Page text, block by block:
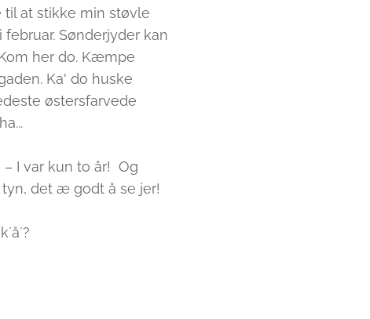
til at stikke min støvle
i februar. Sønderjyder kan
her do. Kæmpe
Ka' do huske
østersfarvede
– I var kun to år! Og
tyn, det æ godt å se jer!